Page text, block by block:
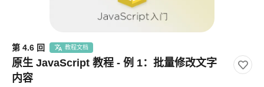
第 4.6 回 教程文档
原生 JavaScript 教程 - 例 1：批量修改文字
内容